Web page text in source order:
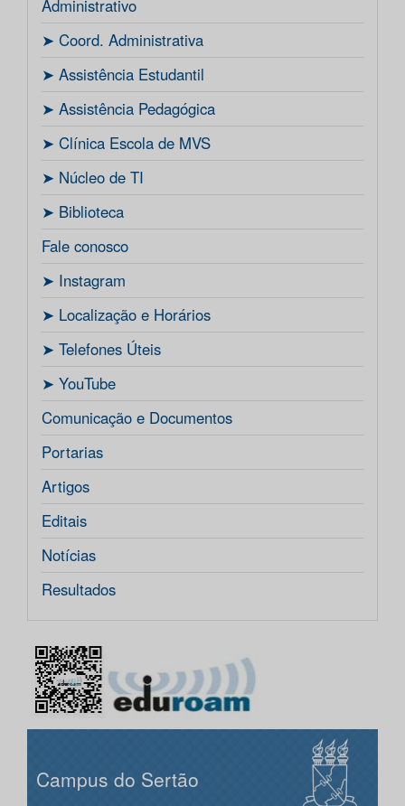
Administrativo
ㅤ➤ Coord. Administrativa
ㅤ➤ Assistência Estudantil
ㅤ➤ Assistência Pedagógica
ㅤ➤ Clínica Escola de MVS
ㅤ➤ Núcleo de TI
ㅤ➤ Biblioteca
Fale conosco
ㅤ➤ Instagram
ㅤ➤ Localização e Horários
ㅤ➤ Telefones Úteis
ㅤ➤ YouTube
Comunicação e Documentos
Portarias
Artigos
Editais
Notícias
Resultados
Campus do Sertão